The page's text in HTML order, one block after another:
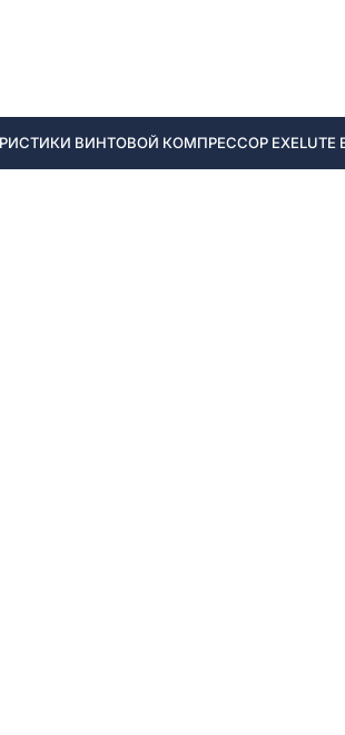
ВИНТОВОЙ КОМПРЕССОР EXELUTE